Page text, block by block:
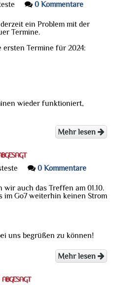
0 Kommentare
ein Problem mit der
Termine.
ersten Termine für 2024:
wieder funktioniert,
Mehr lesen
0 Kommentare
wir auch das Treffen am 01.10.
im Go7 weiterhin keinen Strom
uns begrüßen zu können!
Mehr lesen